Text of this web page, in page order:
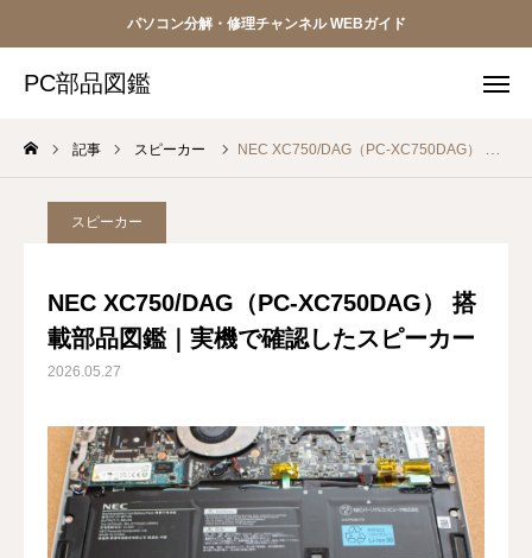
パソコン分解・修理チャンネル WEBガイド
PC部品図鑑
記事 スピーカー NEC XC750/DAG（PC-XC750DAG） 搭載部品図鑑｜実機で確認したスピーカー
スピーカー
NEC XC750/DAG（PC-XC750DAG） 搭
載部品図鑑｜実機で確認したスピーカー
2026.05.27
PC部品図鑑
ボタン
ボタン
HOME
トラブル解決
分解・部品ガイド（現在）